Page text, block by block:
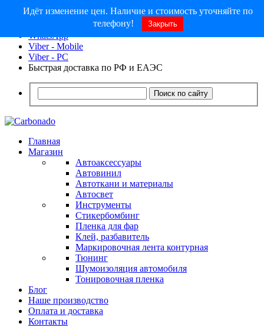
Идёт изменение цен. Наличие и стоимость уточняйте по
телефону!
Закрыть
8 (913) 030 - 12 - 91
info@carbonado24.com
WhatsApp
Viber - Mobile
Viber - PC
Быстрая доставка по РФ и ЕАЭС
Поиск по сайту
Главная
Магазин
Автоаксессуары
Автовинил
Автоткани и материалы
Автосвет
Инструменты
Стикербомбинг
Пленка для фар
Клей, разбавитель
Маркировочная лента контурная
Тюнинг
Шумоизоляция автомобиля
Тонировочная пленка
Блог
Наше производство
Оплата и доставка
Контакты